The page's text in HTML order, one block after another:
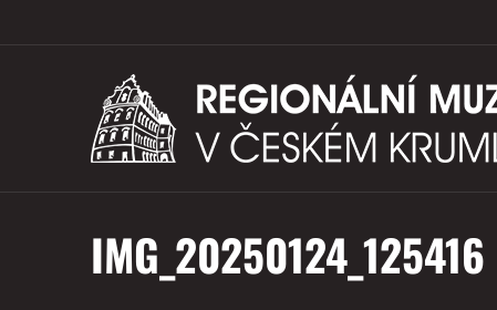
IMG_20250124_125416